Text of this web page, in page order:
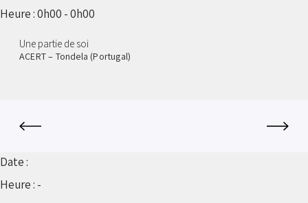
Heure :0h00 - 0h00
Une partie de soi
ACERT – Tondela (Portugal)
Date :
Heure : -